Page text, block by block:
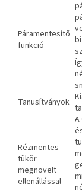
Páramentesítő
funkció
Tanusítványok
Rézmentes
tükör
megnövelt
ellenállással